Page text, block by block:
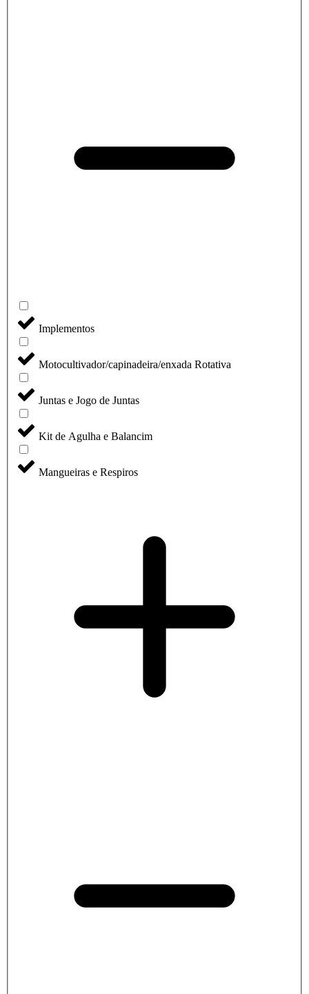
Implementos
Motocultivador/capinadeira/enxada Rotativa
Juntas e Jogo de Juntas
Kit de Agulha e Balancim
Mangueiras e Respiros